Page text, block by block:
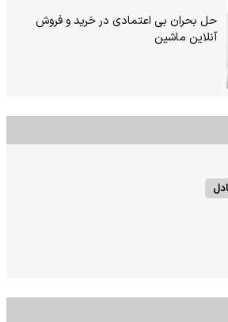
حل بحران بی‌ اعتمادی در خرید و فروش
آنلاین ماشین